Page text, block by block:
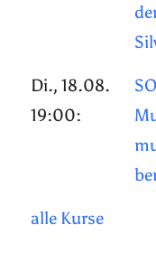
Di., 18.08.
19:00:
alle Kurse